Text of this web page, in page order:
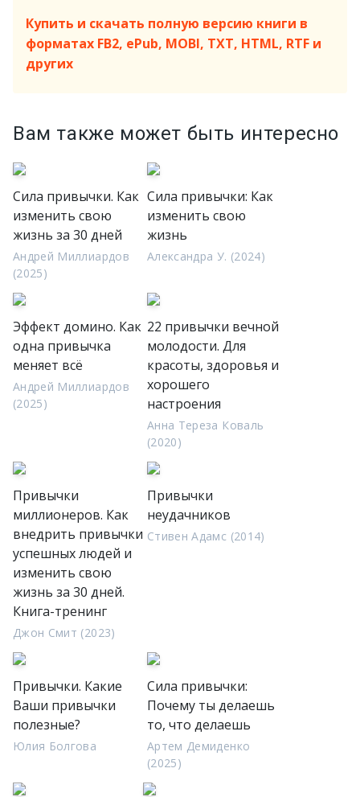
Купить и скачать полную версию книги в
форматах FB2, ePub, MOBI, TXT, HTML, RTF и
других
Вам также может быть интересно
Сила привычки. Как
изменить свою
жизнь за 30 дней
Андрей Миллиардов
(2025)
Сила привычки: Как
изменить свою
жизнь
Александра У. (2024)
Эффект домино. Как
одна привычка
меняет всё
Андрей Миллиардов
(2025)
22 привычки вечной
молодости. Для
красоты, здоровья и
хорошего
настроения
Анна Тереза Коваль
(2020)
Привычки
миллионеров. Как
внедрить привычки
успешных людей и
изменить свою
жизнь за 30 дней.
Книга-тренинг
Джон Смит (2023)
Привычки
неудачников
Стивен Адамс (2014)
Привычки. Какие
Ваши привычки
полезные?
Юлия Болгова
Сила привычки:
Почему ты делаешь
то, что делаешь
Артем Демиденко
(2025)